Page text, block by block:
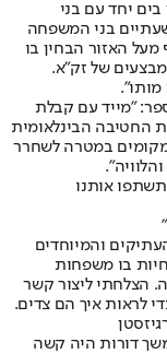
35, נכנס לרחוץ בים יחד עם בני
בני המשפחה
האזור הבחין בו
של זק"א.
מותו".
"מייד עם קבלת
החטיבה הבינלאומית
במטרה לשחרר
אותנו
והמיוחדים
חיות בו משפחות
הצלחתי ליצור קשר
לראות איך הם צדים.
דורות היה קשה